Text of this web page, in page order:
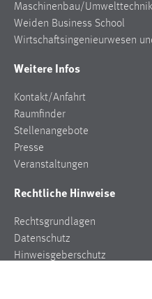
Maschinenbau/Umwelttechnik
Weiden Business School
Wirtschaftsingenieurwesen
Weitere Infos
Kontakt/Anfahrt
Raumfinder
Stellenangebote
Presse
Veranstaltungen
Rechtliche Hinweise
Rechtsgrundlagen
Datenschutz
Hinweisgeberschutz